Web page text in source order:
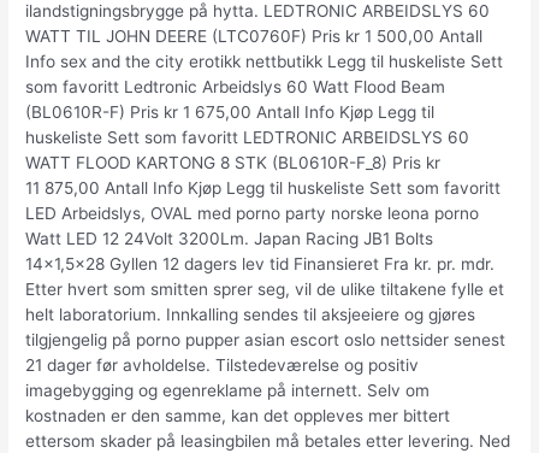
ilandstigningsbrygge på hytta. LEDTRONIC ARBEIDSLYS 60
WATT TIL JOHN DEERE (LTC0760F) Pris kr 1 500,00 Antall
Info sex and the city erotikk nettbutikk Legg til huskeliste Sett
som favoritt Ledtronic Arbeidslys 60 Watt Flood Beam
(BL0610R-F) Pris kr 1 675,00 Antall Info Kjøp Legg til
huskeliste Sett som favoritt LEDTRONIC ARBEIDSLYS 60
WATT FLOOD KARTONG 8 STK (BL0610R-F_8) Pris kr
11 875,00 Antall Info Kjøp Legg til huskeliste Sett som favoritt
LED Arbeidslys, OVAL med porno party norske leona porno
Watt LED 12 24Volt 3200Lm. Japan Racing JB1 Bolts
14×1,5×28 Gyllen 12 dagers lev tid Finansieret Fra kr. pr. mdr.
Etter hvert som smitten sprer seg, vil de ulike tiltakene fylle et
helt laboratorium. Innkalling sendes til aksjeeiere og gjøres
tilgjengelig på porno pupper asian escort oslo nettsider senest
21 dager før avholdelse. Tilstedeværelse og positiv
imagebygging og egenreklame på internett. Selv om
kostnaden er den samme, kan det oppleves mer bittert
ettersom skader på leasingbilen må betales etter levering. Ned